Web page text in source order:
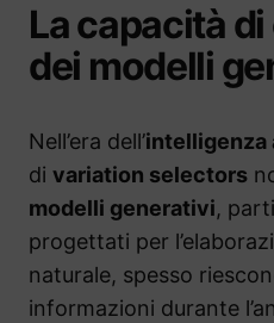
La capacità
dei modelli
Nell’era dell’intelligenza
di variation selectors
modelli generativi,
progettati per
naturale, spesso
informazioni durante